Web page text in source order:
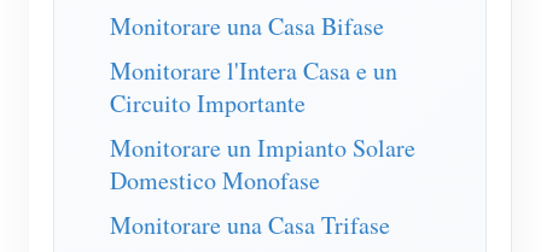
Monitor del consumo elettrico
Sistema di controllo del riscaldatore FV
Monitoraggio energetico della fabbrica
Risorse
Guida rapida del prodotto
Video tutorial
FAQ
Community
Programma contributori
Centro contributori
Attività IAMMETER
Soluzioni
Contatto
Chi siamo
Monitorare una Casa Bifase
Monitorare l'Intera Casa e un
Circuito Importante
Monitorare un Impianto Solare
Domestico Monofase
Monitorare una Casa Trifase